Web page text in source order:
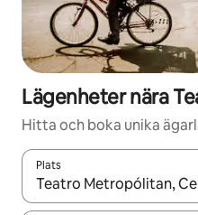
Lägenheter nära
Hitta och boka unika
Plats
När resultaten är